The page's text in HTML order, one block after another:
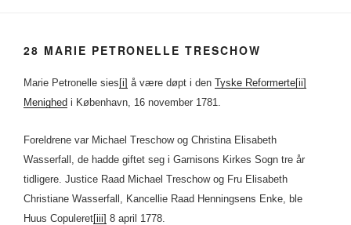
28 MARIE PETRONELLE TRESCHOW
Marie Petronelle sies [i] å være døpt i den Tyske Reformerte[ii]
Menighed i København, 16 november 1781.
Foreldrene var Michael Treschow og Christina Elisabeth
Wasserfall, de hadde giftet seg i Garnisons Kirkes Sogn tre år
tidligere. Justice Raad Michael Treschow og Fru Elisabeth
Christiane Wasserfall, Kancellie Raad Henningsens Enke, ble
Huus Copuleret[iii] 8 april 1778.